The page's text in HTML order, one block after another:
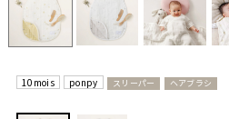
10mois ponpy スリーパー ヘアブラシ